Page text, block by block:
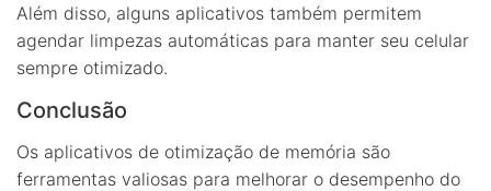
Além disso, alguns aplicativos também permitem
agendar limpezas automáticas para manter seu celular
sempre otimizado.
Conclusão
Os aplicativos de otimização de memória são
ferramentas valiosas para melhorar o desempenho do